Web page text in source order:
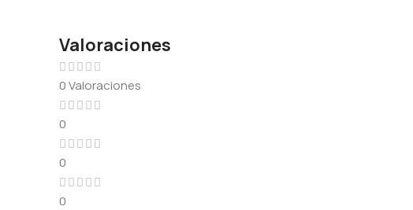
Valoraciones
0 Valoraciones
0
0
0